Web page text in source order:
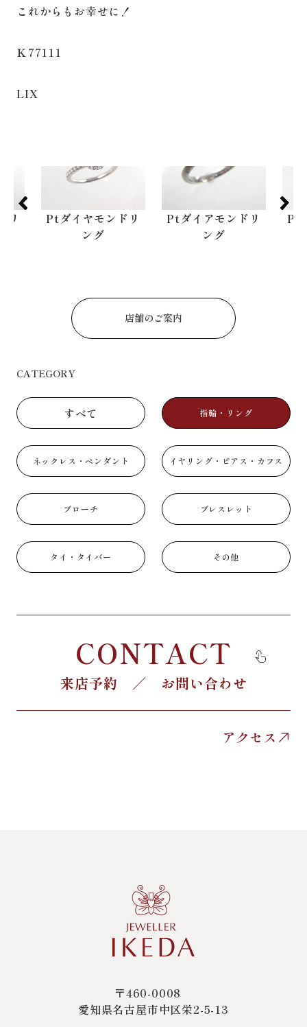
これからもお幸せに！
Ｋ77111
LIX
リ
Ptダイヤモンドリ
ング
Ptダイアモンドリ
ング
Pt
店舗のご案内
CATEGORY
すべて 指輪・リング
ネックレス・ペンダント イヤリング・ピアス・カフス
ブローチ ブレスレット
タイ・タイバー その他
CONTACT
来店予約 ／ お問い合わせ
アクセス
〒460-0008
愛知県名古屋市中区栄2-5-13